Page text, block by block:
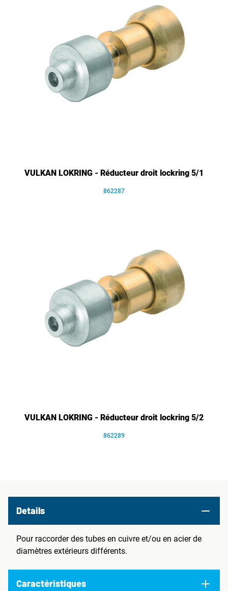
VULKAN LOKRING - Réducteur droit lockring 5/1
862287
VULKAN LOKRING - Réducteur droit lockring 5/2
862289
Details
Pour raccorder des tubes en cuivre et/ou en acier de
diamètres extérieurs différents.
Caractéristiques